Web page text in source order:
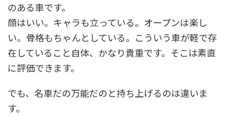
のある車です。
顔はいい。キャラも立っている。オープンは楽し
い。骨格もちゃんとしている。こういう車が軽で存
在していること自体、かなり貴重です。そこは素直
に評価できます。
でも、名車だの万能だのと持ち上げるのは違いま
す。